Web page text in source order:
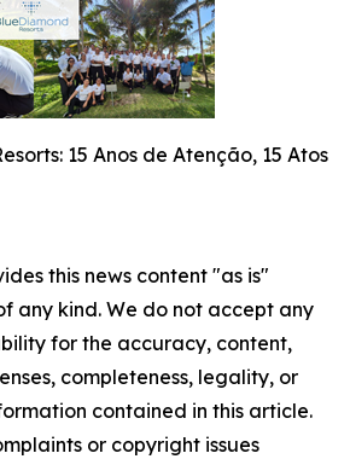
15 Anos de Atenção, 15 Atos
this news content "as is"
any kind. We do not accept any
for the accuracy, content,
completeness, legality, or
contained in this article.
or copyright issues